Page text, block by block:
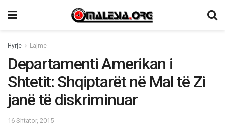
Hyrje Lajme
Departamenti Amerikan i
Shtetit: Shqiptarët në Mal të Zi
janë të diskriminuar
16 Shtator, 2015